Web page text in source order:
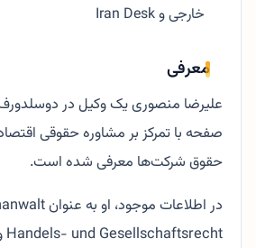
خارجی و Iran Desk
معرفی
علیرضا منصوری یک وکیل در
صفحه با تمرکز بر مشاوره حقوقی
حقوق شرکت‌ها معرفی شده است.